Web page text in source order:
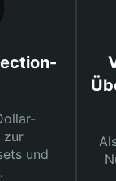
zur
und